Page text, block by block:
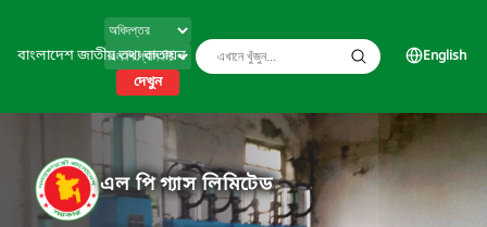
বাংলাদেশ জাতীয় তথ্য বাতায়ন
দেখুন
English
এল পি গ্যাস লিমিটেড